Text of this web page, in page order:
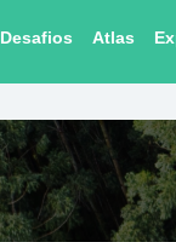
Desafios Atlas